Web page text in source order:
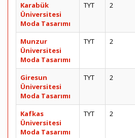
Karabük
Üniversitesi
Moda Tasarımı
TYT 2
Munzur
Üniversitesi
Moda Tasarımı
TYT 2
Giresun
Üniversitesi
Moda Tasarımı
TYT 2
Kafkas
Üniversitesi
Moda Tasarımı
TYT 2